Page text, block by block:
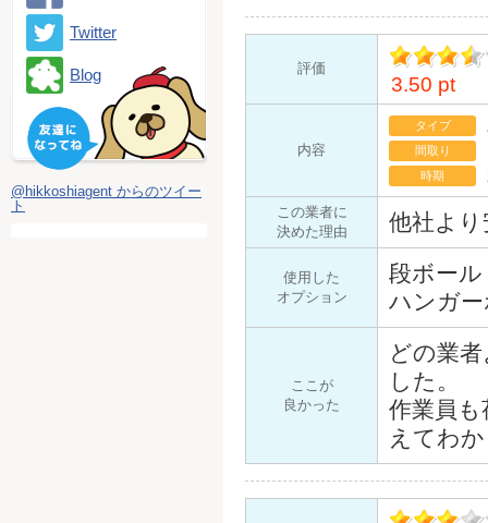
評価
イント
3.50 pt
内容
タイプ
間取り
時期
この業者に
決めた理由
他社より
使用した
オプション
段ボー
ハンガ
ここが
良かった
どの業
した。
作業員
えてわ
Twitter
Blog
@hikkoshiagent からのツイー
ト